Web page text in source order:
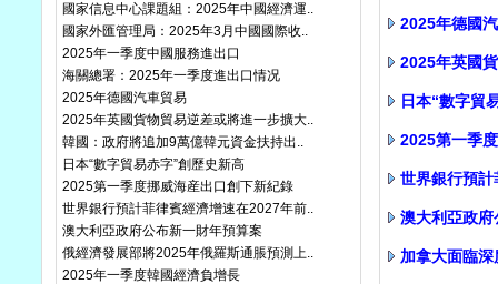
國家信息中心課題組：2025年中國經濟運..
國家外匯管理局：2025年3月中國國際收..
2025年一季度中國服務進出口
海關總署：2025年一季度進出口情况
2025年德國汽車貿易
2025年英國貨物貿易逆差或將進一步擴大..
韓國：政府將追加9萬億韓元資金扶持出..
日本“數字貿易赤字”創歷史新高
2025第一季度挪威海産出口創下新紀錄
世界銀行預計菲律賓經濟增速在2027年前..
澳大利亞政府公布新一財年預算案
俄經濟發展部將2025年俄羅斯通脹預測上..
2025年一季度韓國經濟負增長
2025年德國
2025年英國
日本“數字貿
2025第一季
世界銀行預
澳大利亞政
加拿大面臨